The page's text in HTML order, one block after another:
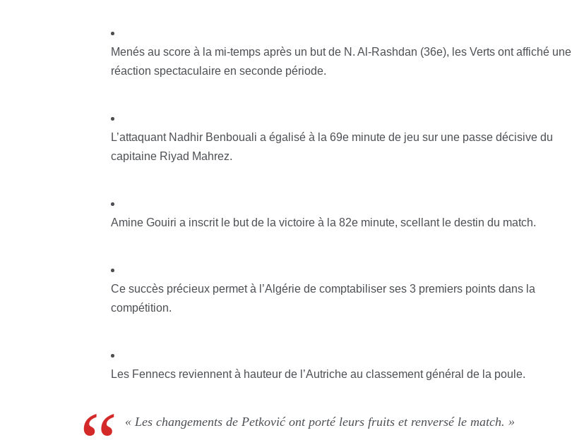
Menés au score à la mi-temps après un but de N. Al-Rashdan (36e), les Verts ont affiché une
réaction spectaculaire en seconde période.
L’attaquant Nadhir Benbouali a égalisé à la 69e minute de jeu sur une passe décisive du
capitaine Riyad Mahrez.
Amine Gouiri a inscrit le but de la victoire à la 82e minute, scellant le destin du match.
Ce succès précieux permet à l’Algérie de comptabiliser ses 3 premiers points dans la
compétition.
Les Fennecs reviennent à hauteur de l’Autriche au classement général de la poule.
« Les changements de Petković ont porté leurs fruits et renversé le match. »